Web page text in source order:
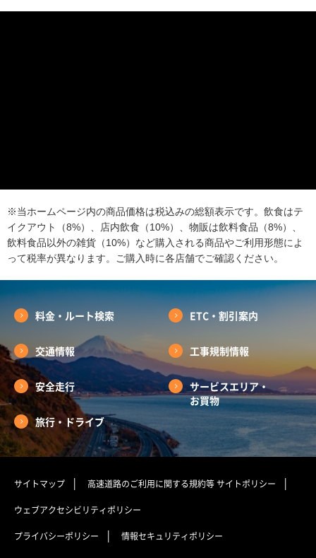
※当ホームページ内の商品価格は税込みの総額表示です。飲食はテ
イクアウト（8%）、店内飲食（10%）、物販は飲料食品（8%）、
飲料食品以外の雑貨（10%）など購入される商品やご利用形態によ
って税率が異なります。ご購入時に各店舗でご確認ください。
料金・ルート検索 ETC・割引案内
交通情報 工事規制情報
安全走行
サービスエリア・
お買物
旅行・ドライブ
サイトマップ 高速道路のご利用に関する規約等サイトポリシー
ウェブアクセシビリティポリシー
プライバシーポリシー 情報セキュリティポリシー